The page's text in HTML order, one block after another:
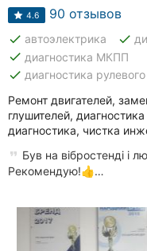
Автошколы
Рестораны
Все
города:
Винница
4.6 90 отзывов
done автоэлектрика done
done диагностика МКПП
done диагностика
Ремонт двигателей,
глушителей,
диагностика, чистка
Був на вібростенді і
Рекомендую!👍…